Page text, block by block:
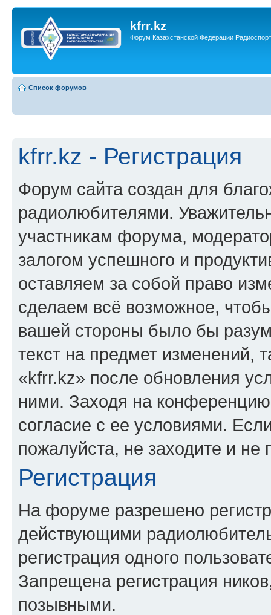
kfrr.kz
Форум Казахстанской Федерации
Список форумов
kfrr.kz - Регистрация
Форум сайта создан для
радиолюбителями.
участникам форума,
залогом успешного и
оставляем за собой право
сделаем всё возможное,
вашей стороны было бы
текст на предмет изменений,
«kfrr.kz» после обновления
ними. Заходя на
согласие с ее условиями.
пожалуйста, не заходите и
Регистрация
На форуме разрешено
действующими
регистрация одного
Запрещена регистрация
позывными.